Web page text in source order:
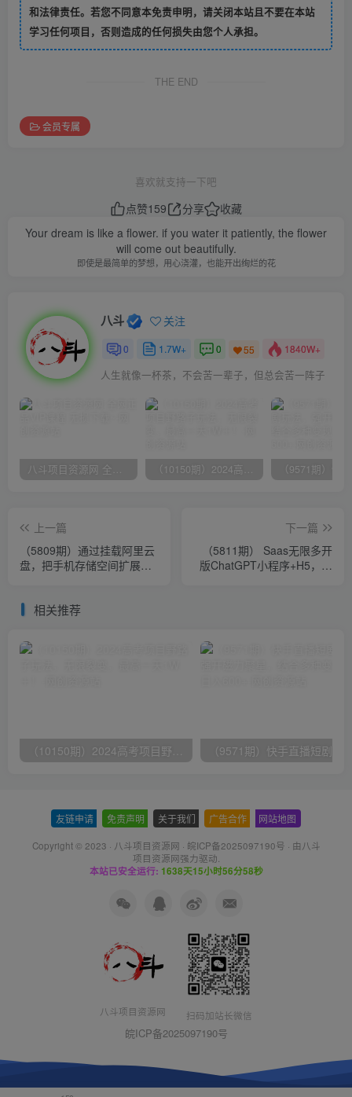
和法律责任。若您不同意本免责申明，请关闭本站且不要在本站
学习任何项目，否则造成的任何损失由您个人承担。
THE END
会员专属
喜欢就支持一下吧
点赞159 分享
收藏
Your dream is like a flower. if you water it patiently, the flower
will come out beautifully.
即使是最简单的梦想，用心浇灌，也能开出绚烂的花
八斗 关注
0 1.7W+ 0 55 1840W+
人生就像一杯茶，不会苦一辈子，但总会苦一阵子
八斗项目资源网 全网正品VIP课程 无损下载~ （10150期）2024高考项目野路子玩法，无限裂变，最高一天1W＋！
上一篇
（5809期）通过挂载阿里云
盘，把手机存储空间扩展到
下一篇
（5811期） Saas无限多开
版ChatGPT小程序+H5，系
相关推荐
（10150期）2024高考项目野路子玩法，无限裂变，最高一天1W＋！
友链申请 免责声明 关于我们 广告合作 网站地图
Copyright © 2023 · 八斗项目资源网 · 皖ICP备2025097190号 · 由八斗
项目资源网强力驱动.
本站已安全运行: 1638天15小时56分59秒
八斗项目资源网 扫码加站长微信
皖ICP备2025097190号